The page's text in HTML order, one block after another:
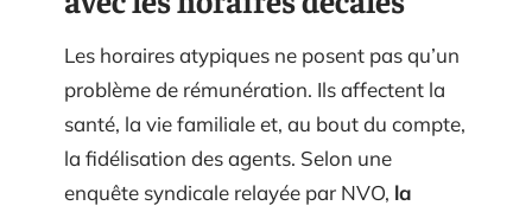
Les horaires atypiques ne posent pas qu’un
problème de rémunération. Ils affectent la
santé, la vie familiale et, au bout du compte,
la fidélisation des agents. Selon une
enquête syndicale relayée par NVO, la